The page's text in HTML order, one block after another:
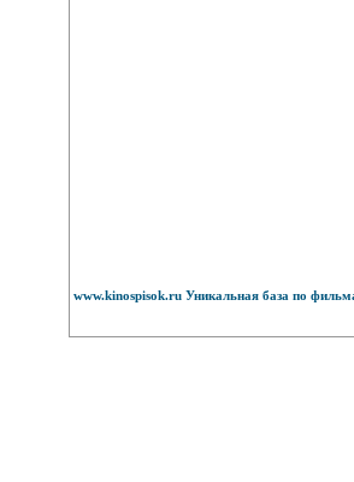
www.kinospisok.ru Уникальная база по